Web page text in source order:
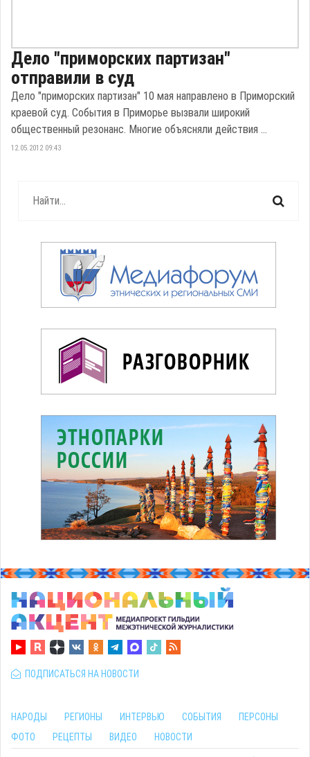
Дело "приморских партизан"
отправили в суд
Дело "приморских партизан" 10 мая направлено в Приморский
краевой суд. События в Приморье вызвали широкий
общественный резонанс. Многие объясняли действия ...
12.05.2012 09:43
ПОДПИСАТЬСЯ НА НОВОСТИ
НАРОДЫ РЕГИОНЫ ИНТЕРВЬЮ СОБЫТИЯ
ПЕРСОНЫ
ФОТО
РЕЦЕПТЫ ВИДЕО НОВОСТИ